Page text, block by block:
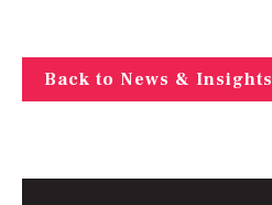
Back to News & Insights